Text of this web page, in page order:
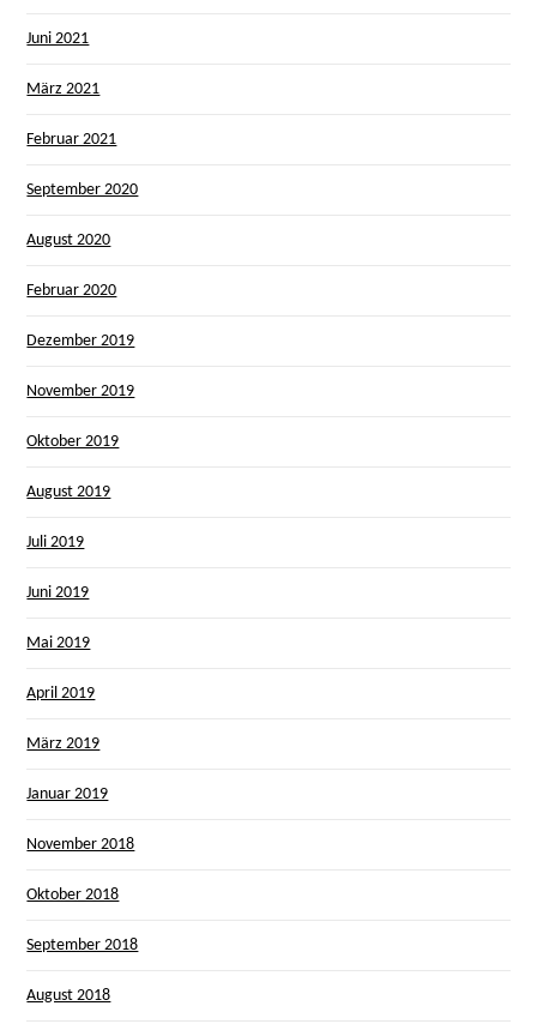
Juni 2021
März 2021
Februar 2021
September 2020
August 2020
Februar 2020
Dezember 2019
November 2019
Oktober 2019
August 2019
Juli 2019
Juni 2019
Mai 2019
April 2019
März 2019
Januar 2019
November 2018
Oktober 2018
September 2018
August 2018